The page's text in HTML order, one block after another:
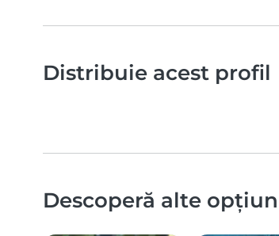
Distribuie acest profil
Descoperă alte